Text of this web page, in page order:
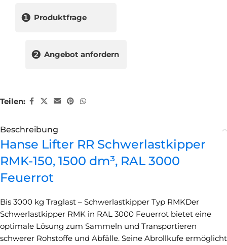
❶ Produktfrage
❷ Angebot anfordern
Teilen:
Beschreibung
Hanse Lifter RR Schwerlastkipper
RMK-150, 1500 dm³, RAL 3000
Feuerrot
Bis 3000 kg Traglast – Schwerlastkipper Typ RMKDer
Schwerlastkipper RMK in RAL 3000 Feuerrot bietet eine
optimale Lösung zum Sammeln und Transportieren
schwerer Rohstoffe und Abfälle. Seine Abrollkufe ermöglicht